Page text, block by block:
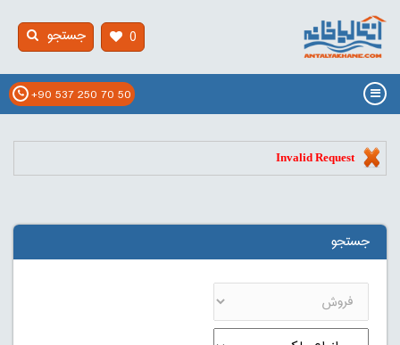
0
+90 537 250 70 50
جستجو
Invalid Request
جستجو